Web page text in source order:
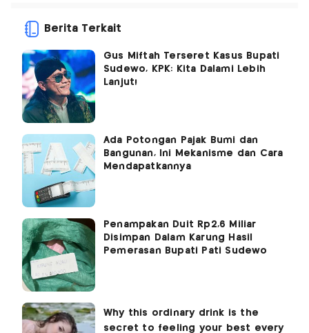
Berita Terkait
Gus Miftah Terseret Kasus Bupati
Sudewo, KPK: Kita Dalami Lebih
Lanjut!
Ada Potongan Pajak Bumi dan
Bangunan, Ini Mekanisme dan Cara
Mendapatkannya
Penampakan Duit Rp2,6 Miliar
Disimpan Dalam Karung Hasil
Pemerasan Bupati Pati Sudewo